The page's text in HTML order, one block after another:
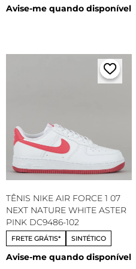
Avise-me quando disponível
TÊNIS NIKE AIR FORCE 1 07
NEXT NATURE WHITE ASTER
PINK DC9486-102
FRETE GRÁTIS* SINTÉTICO
Avise-me quando disponível